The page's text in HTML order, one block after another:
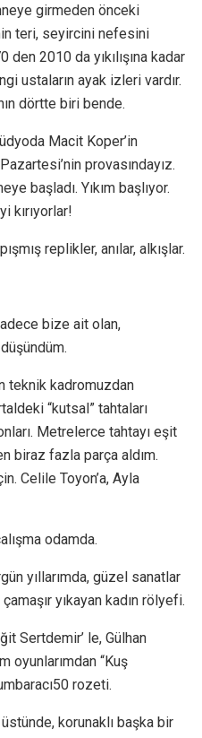
girmeden önceki
teri, seyircini nefesini
2010 da yıkılışına kadar
ustaların ayak izleri vardır.
dörtte biri bende.
Macit Koper’in
provasındayız.
başladı. Yıkım başlıyor.
kırıyorlar!
replikler, anılar, alkışlar.
bize ait olan,
teknik kadromuzdan
“kutsal” tahtaları
Metrelerce tahtayı eşit
biraz fazla parça aldım.
Celile Toyon’a, Ayla
odamda.
yıllarımda, güzel sanatlar
yıkayan kadın rölyefi.
Sertdemir’ le, Gülhan
oyunlarımdan “Kuş
rozeti.
korunaklı başka bir